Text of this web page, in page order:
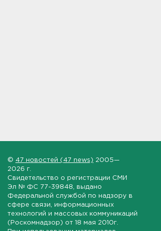
© 47 новостей (47 news) 2005—
2026 г.
Свидетельство о регистрации СМИ
Эл № ФС 77-39848 , выдано
Федеральной службой по надзору в
сфере связи, информационных
технологий и массовых коммуникаций
(Роскомнадзор) от 18 мая 2010г.